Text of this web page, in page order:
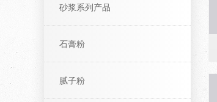
砂浆系列产品
石膏粉
腻子粉